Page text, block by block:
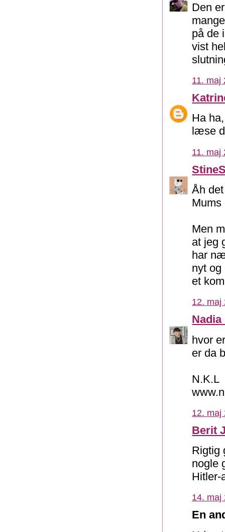
Den
på de
vist
11. maj
Ha
læse
11. maj
Åh
Mums
Men
at jeg
har
nyt og
et
12. maj
hvor
er da
N.K.L
12. maj
Berit
Rigtig
nogle
Hitler-
14. maj
En